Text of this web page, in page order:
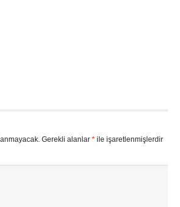
Gerekli alanlar *ile işaretlenmişlerdir